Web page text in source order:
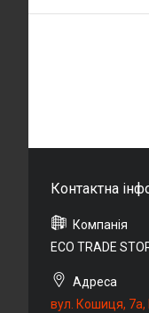
ECO TRADE
вул. Кошиця, 7а,